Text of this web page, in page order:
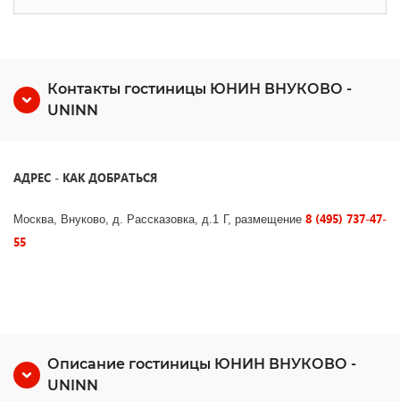
Контакты гостиницы ЮНИН ВНУКОВО -
UNINN
АДРЕС - КАК ДОБРАТЬСЯ
Москва, Внуково, д. Рассказовка, д.1 Г, размещение 8 (495) 737-47-
55
Описание гостиницы ЮНИН ВНУКОВО -
UNINN